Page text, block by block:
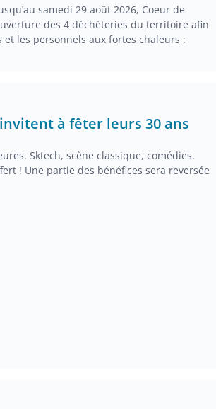
samedi 29 août 2026, Coeur de
des 4 déchèteries du territoire afin
et les personnels aux fortes chaleurs :
à fêter leurs 30 ans
Sktech, scène classique, comédies.
! Une partie des bénéfices sera reversée